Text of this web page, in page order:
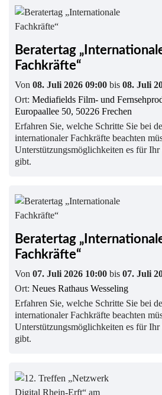
Beratertag
Fachkräfte“
Von 08. Juli 2026 09:00 bis 08. Juli
Ort: Mediafields Film- und
Europaallee 50, 50226 Frechen
Erfahren Sie, welche Schritte Sie bei
internationaler Fachkräfte beachten
Unterstützungsmöglichkeiten es für Ihr
gibt.
Beratertag
Fachkräfte“
Von 07. Juli 2026 10:00 bis 07. Juli
Ort: Neues Rathaus Wesseling
Erfahren Sie, welche Schritte Sie bei
internationaler Fachkräfte beachten
Unterstützungsmöglichkeiten es für Ihr
gibt.